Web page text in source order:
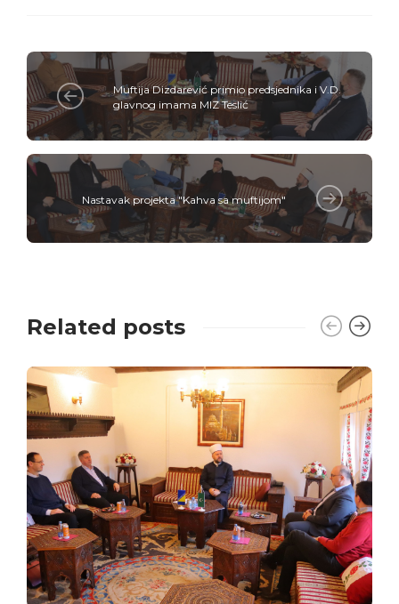
Muftija Dizdarević primio predsjednika i V.D.
glavnog imama MIZ Teslić
Nastavak projekta "Kahva sa muftijom"
Related posts